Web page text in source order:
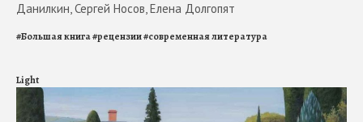
Данилкин, Сергей Носов, Елена Долгопят
#Большая книга#рецензии#современная литература
Light